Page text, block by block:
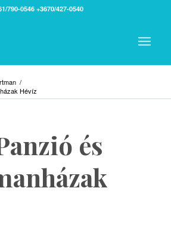
790-0546 +3670/427-0540
/
Hévíz
és